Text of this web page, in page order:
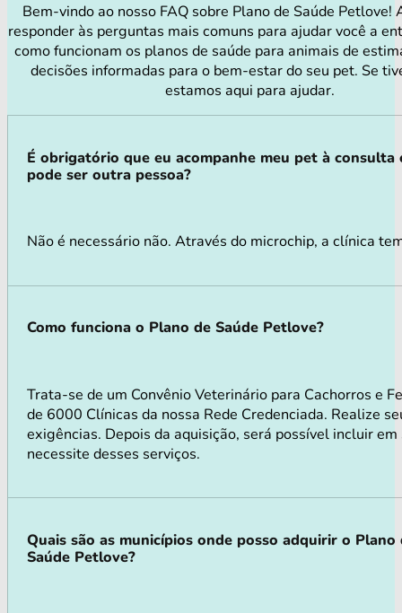
Bem-vindo ao nosso FAQ sobre Plano de Saúde Petlove!
responder às perguntas mais comuns para ajudar você a
como funcionam os planos de saúde para animais de
decisões informadas para o bem-estar do seu pet. Se
estamos aqui para ajudar.
É obrigatório que eu acompanhe meu pet à consulta
pode ser outra pessoa?
Não é necessário não. Através do microchip, a clínica
Como funciona o Plano de Saúde Petlove?
Trata-se de um Convênio Veterinário para Cachorros e
de 6000 Clínicas da nossa Rede Credenciada. Realize
exigências. Depois da aquisição, será possível incluir
necessite desses serviços.
Quais são as municípios onde posso adquirir o Plano
Saúde Petlove?